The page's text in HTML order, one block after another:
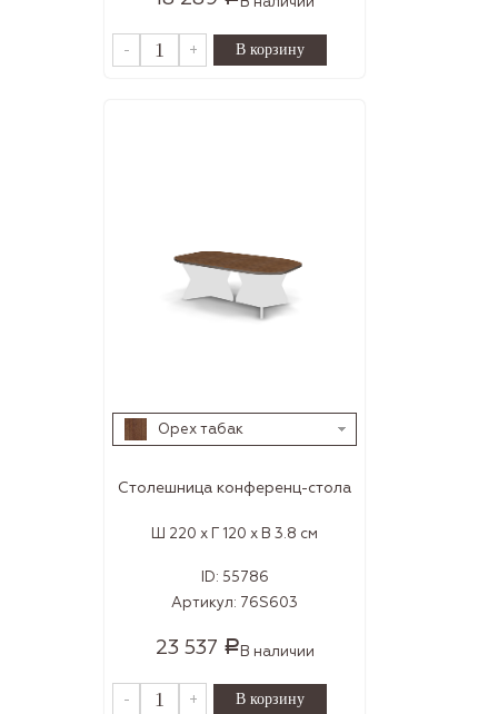
- +
Орех табак
Столешница конференц-стола
Ш 220 x Г 120 x В 3.8 см
ID: 55786
Артикул: 76S603
23 537 Р В наличии
- +